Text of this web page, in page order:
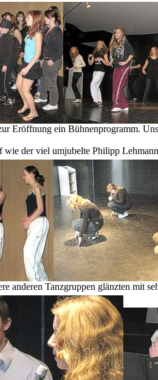
Eröffnung ein Bühnenprogramm.
wie der viel umjubelte Philipp
anderen Tanzgruppen glänzten mit